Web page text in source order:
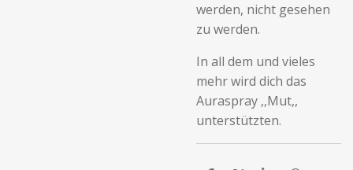
werden, nicht gesehen
zu werden.
In all dem und vieles
mehr wird dich das
Auraspray ,,Mut,,
unterstützten.